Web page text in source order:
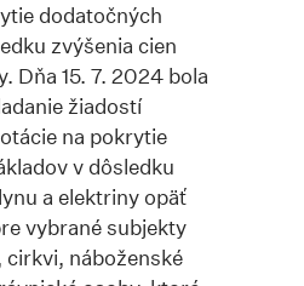
dodatočných
zvýšenia cien
Dňa 15. 7. 2024 bola
žiadostí
na pokrytie
v dôsledku
a elektriny opäť
vybrané subjekty
cirkvi, náboženské